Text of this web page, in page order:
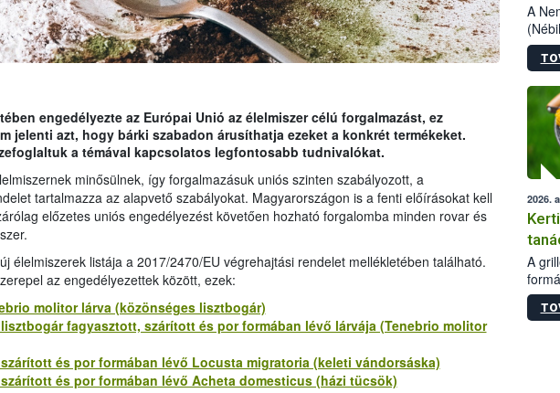
engedélyezte az Európai Unió az élelmiszer célú forgalmazást, ez
jelenti azt, hogy bárki szabadon árusíthatja ezeket a konkrét termékeket.
a témával kapcsolatos legfontosabb tudnivalókat.
minősülnek, így forgalmazásuk uniós szinten szabályozott, a
tartalmazza az alapvető szabályokat. Magyarországon is a fenti előírásokat kell
előzetes uniós engedélyezést követően hozható forgalomba minden rovar és
élelmiszerek listája a 2017/2470/EU végrehajtási rendelet mellékletében található.
az engedélyezettek között, ezek:
molitor lárva (közönséges lisztbogár)
fagyasztott, szárított és por formában lévő lárvája (Tenebrio molitor
és por formában lévő Locusta migratoria (keleti vándorsáska)
és por formában lévő Acheta domesticus (házi tücsök)
A
Az
2026.
A